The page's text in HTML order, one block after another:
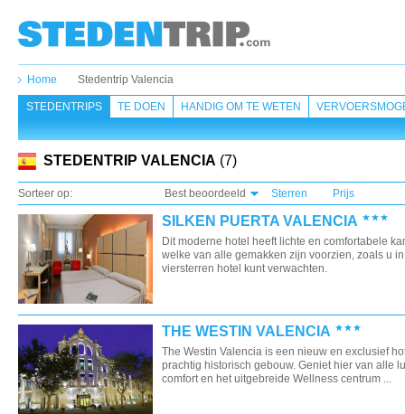
Home Stedentrip Valencia
STEDENTRIPS TE DOEN HANDIG OM TE WETEN
STEDENTRIP VALENCIA (7)
Sorteer op: Best beoordeeld Sterren Prijs
SILKEN PUERTA VALENCIA
Dit moderne hotel heeft lichte en comfortabele
welke van alle gemakken zijn voorzien, zoals u
viersterren hotel kunt verwachten.
THE WESTIN VALENCIA
The Westin Valencia is een nieuw en exclusief
prachtig historisch gebouw. Geniet hier van alle
comfort en het uitgebreide Wellness centrum ...